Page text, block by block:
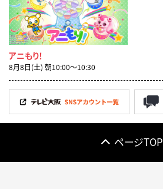
アニもり！
8月8日(土) 朝10:00〜10:30
ページTOP